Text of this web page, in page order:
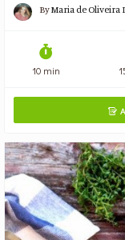
ByMaria de Oliveira
10 min
